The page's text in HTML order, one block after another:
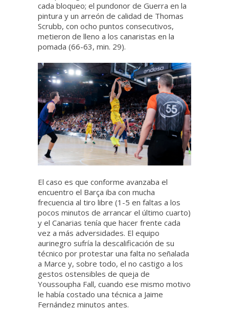
cada bloqueo; el pundonor de Guerra en la
pintura y un arreón de calidad de Thomas
Scrubb, con ocho puntos consecutivos,
metieron de lleno a los canaristas en la
pomada (66-63, min. 29).
El caso es que conforme avanzaba el
encuentro el Barça iba con mucha
frecuencia al tiro libre (1-5 en faltas a los
pocos minutos de arrancar el último cuarto)
y el Canarias tenía que hacer frente cada
vez a más adversidades. El equipo
aurinegro sufría la descalificación de su
técnico por protestar una falta no señalada
a Marce y, sobre todo, el no castigo a los
gestos ostensibles de queja de
Youssoupha Fall, cuando ese mismo motivo
le había costado una técnica a Jaime
Fernández minutos antes.